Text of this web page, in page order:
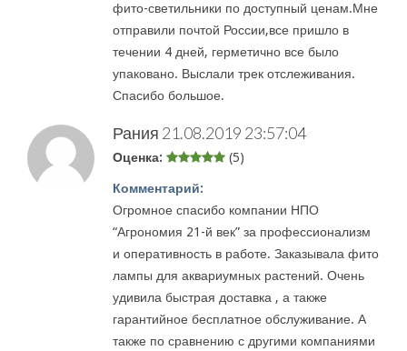
фито-светильники по доступный ценам.Мне
отправили почтой России,все пришло в
течении 4 дней, герметично все было
упаковано. Выслали трек отслеживания.
Спасибо большое.
Рания 21.08.2019 23:57:04
Оценка: (5)
Комментарий:
Огромное спасибо компании НПО
“Агрономия 21-й век” за профессионализм
и оперативность в работе. Заказывала фито
лампы для аквариумных растений. Очень
удивила быстрая доставка , а также
гарантийное бесплатное обслуживание. А
также по сравнению с другими компаниями